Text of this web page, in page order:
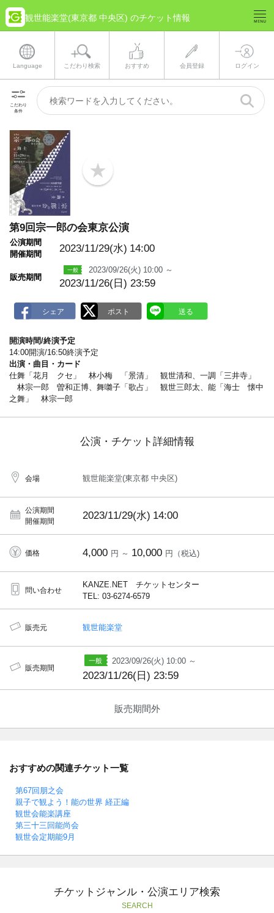
観世能楽堂(東京都 中央区) のチケット情報
Language こだわり検索 おすすめ 会員登録 ログイン
こだわり
条件
b
o
a
r
第9回宗一郎の会東京公演
公演期間
開催期間
2023/11/29(水) 14:00
販売期間
2023/09/26(火) 10:00 ～
2023/11/26(日) 23:59
開演時間/終演予定
14:00開演/16:50終演予定
出演・曲目・カード
仕舞「花月 クセ」 林小梅 「景清」 観世清和、一調「三井寺」
林宗一郎 曽和正博、舞囃子「歌占」 観世三郎太、能「海士 懐中
之舞」 林宗一郎
公演・チケット詳細情報
会場 観世能楽堂(東京都 中央区)
公演期間
開催期間
2023/11/29(水) 14:00
価格 4,000 円 ～ 10,000 円（税込)
問い合わせ
KANZE.NET チケットセンター
TEL: 03-6274-6579
販売元 観世能楽堂
販売期間
2023/09/26(火) 10:00 ～
2023/11/26(日) 23:59
販売期間外
おすすめの関連チケット一覧
第67回朋之会
親子で観よう！能の世界 経正編
観世会能楽講座
第三十三回能尚会
観世会定期能9月
チケットジャンル・公演エリア検索
SEARCH